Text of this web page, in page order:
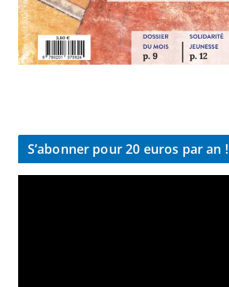
S’abonner pour 20 euros par an !